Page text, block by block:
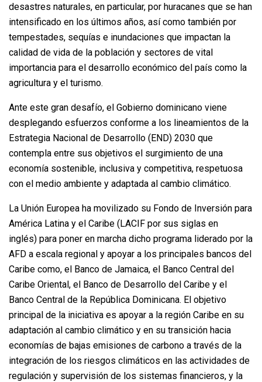
desastres naturales, en particular, por huracanes que se han
intensificado en los últimos años, así como también por
tempestades, sequías e inundaciones que impactan la
calidad de vida de la población y sectores de vital
importancia para el desarrollo económico del país como la
agricultura y el turismo.
Ante este gran desafío, el Gobierno dominicano viene
desplegando esfuerzos conforme a los lineamientos de la
Estrategia Nacional de Desarrollo (END) 2030 que
contempla entre sus objetivos el surgimiento de una
economía sostenible, inclusiva y competitiva, respetuosa
con el medio ambiente y adaptada al cambio climático.
La Unión Europea ha movilizado su Fondo de Inversión para
América Latina y el Caribe (LACIF por sus siglas en
inglés) para poner en marcha dicho programa liderado por la
AFD a escala regional y apoyar a los principales bancos del
Caribe como, el Banco de Jamaica, el Banco Central del
Caribe Oriental, el Banco de Desarrollo del Caribe y el
Banco Central de la República Dominicana. El objetivo
principal de la iniciativa es apoyar a la región Caribe en su
adaptación al cambio climático y en su transición hacia
economías de bajas emisiones de carbono a través de la
integración de los riesgos climáticos en las actividades de
regulación y supervisión de los sistemas financieros, y la